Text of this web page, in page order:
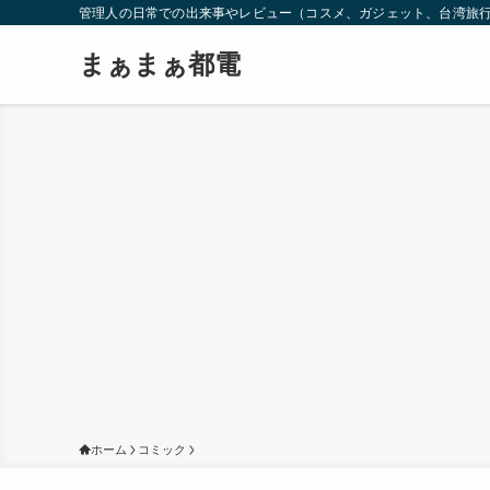
管理人の日常での出来事やレビュー（コスメ、ガジェット、台湾旅
まぁまぁ都電
ホーム コミック